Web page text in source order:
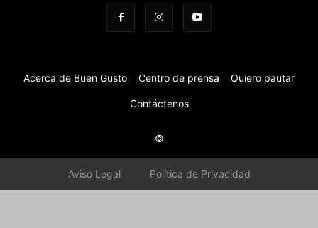
Acerca de Buen Gusto Centro de prensa Quiero pautar
Contáctenos
©
Aviso Legal Política de Privacidad